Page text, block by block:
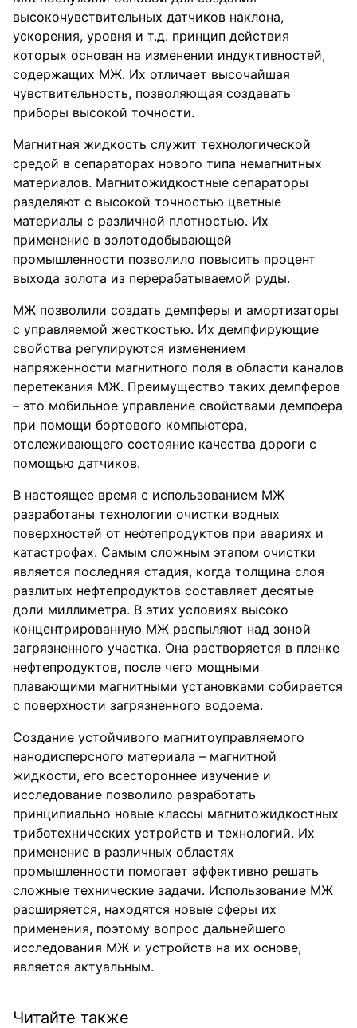
высокочувствительных датчиков наклона,
ускорения, уровня и т.д. принцип действия
которых основан на изменении индуктивностей,
содержащих МЖ. Их отличает высочайшая
чувствительность, позволяющая создавать
приборы высокой точности.
Магнитная жидкость служит технологической
средой в сепараторах нового типа немагнитных
материалов. Магнитожидкостные сепараторы
разделяют с высокой точностью цветные
материалы с различной плотностью. Их
применение в золотодобывающей
промышленности позволило повысить процент
выхода золота из перерабатываемой руды.
МЖ позволили создать демпферы и амортизаторы
с управляемой жесткостью. Их демпфирующие
свойства регулируются изменением
напряженности магнитного поля в области каналов
перетекания МЖ. Преимущество таких демпферов
– это мобильное управление свойствами демпфера
при помощи бортового компьютера,
отслеживающего состояние качества дороги с
помощью датчиков.
В настоящее время с использованием МЖ
разработаны технологии очистки водных
поверхностей от нефтепродуктов при авариях и
катастрофах. Самым сложным этапом очистки
является последняя стадия, когда толщина слоя
разлитых нефтепродуктов составляет десятые
доли миллиметра. В этих условиях высоко
концентрированную МЖ распыляют над зоной
загрязненного участка. Она растворяется в пленке
нефтепродуктов, после чего мощными
плавающими магнитными установками собирается
с поверхности загрязненного водоема.
Создание устойчивого магнитоуправляемого
нанодисперсного материала – магнитной
жидкости, его всестороннее изучение и
исследование позволило разработать
принципиально новые классы магнитожидкостных
триботехнических устройств и технологий. Их
применение в различных областях
промышленности помогает эффективно решать
сложные технические задачи. Использование МЖ
расширяется, находятся новые сферы их
применения, поэтому вопрос дальнейшего
исследования МЖ и устройств на их основе,
является актуальным.
Читайте также